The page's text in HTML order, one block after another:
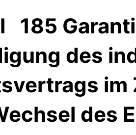
185
des
im
des